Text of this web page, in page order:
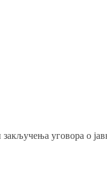
уговора о